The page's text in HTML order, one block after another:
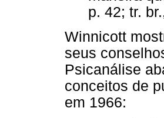
p. 42; tr.
Winnicott
seus
Psicanálise
conceitos de
em 1966: